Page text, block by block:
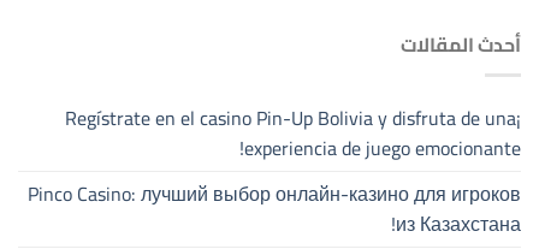
أحدث المقالات
¡Regístrate en el casino Pin-Up Bolivia y disfruta de una
experiencia de juego emocionante!
Pinco Casino: лучший выбор онлайн-казино для игроков
из Казахстана!